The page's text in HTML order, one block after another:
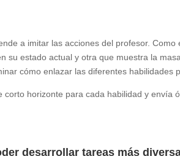
a imitar las acciones del profesor. Como
su estado actual y otra que muestra la
cómo enlazar las diferentes habilidades
horizonte para cada habilidad y envía
desarrollar tareas más